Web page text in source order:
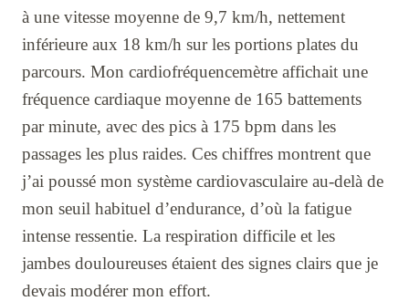
à une vitesse moyenne de 9,7 km/h, nettement
inférieure aux 18 km/h sur les portions plates du
parcours. Mon cardiofréquencemètre affichait une
fréquence cardiaque moyenne de 165 battements
par minute, avec des pics à 175 bpm dans les
passages les plus raides. Ces chiffres montrent que
j’ai poussé mon système cardiovasculaire au-delà de
mon seuil habituel d’endurance, d’où la fatigue
intense ressentie. La respiration difficile et les
jambes douloureuses étaient des signes clairs que je
devais modérer mon effort.